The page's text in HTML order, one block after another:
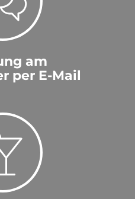
am
per E-Mail